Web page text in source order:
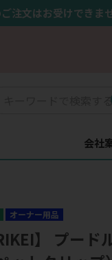
注文はお受けできま
会社
オーナー用品
RIKEI】 プー